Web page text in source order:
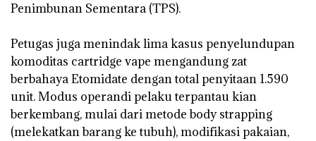
Penimbunan Sementara (TPS).
‎Petugas juga menindak lima kasus penyelundupan
komoditas cartridge vape mengandung zat
berbahaya Etomidate dengan total penyitaan 1.590
unit. Modus operandi pelaku terpantau kian
berkembang, mulai dari metode body strapping
(melekatkan barang ke tubuh), modifikasi pakaian,